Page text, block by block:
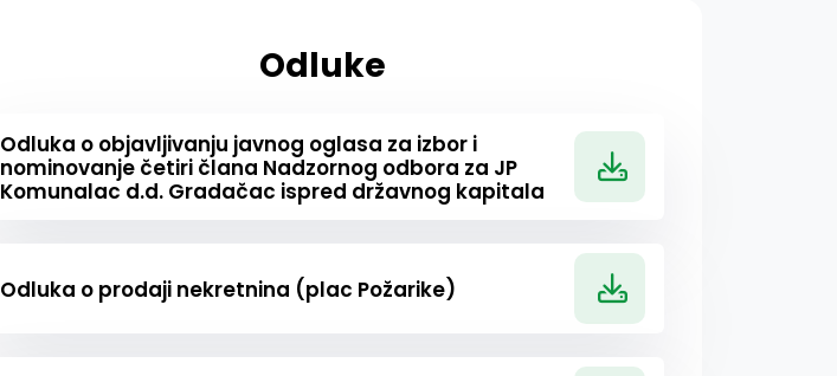
Odluke
Odluka o objavljivanju javnog oglasa za izbor i
nominovanje četiri člana Nadzornog odbora za JP
Komunalac d.d. Gradačac ispred državnog kapitala
Odluka o prodaji nekretnina (plac Požarike)